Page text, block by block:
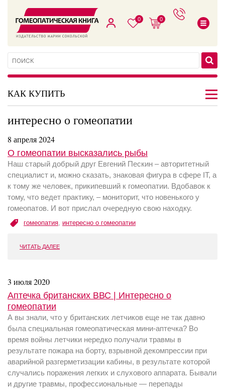
0 0
КАК КУПИТЬ
интересно о гомеопатии
8 апреля 2024
О гомеопатии высказались рыбы
Наш старый добрый друг Евгений Пескин – авторитетный
специалист и, можно сказать, знаковая фигура в сфере IT, а
к тому же человек, прикипевший к гомеопатии. Вдобавок к
тому, что ведет практику, – мониторит, что новенького у
гомеопатов. И вот прислал очередную свою находку.
гомеопатия, интересно о гомеопатии
ЧИТАТЬ ДАЛЕЕ
3 июля 2020
Аптечка британских ВВС | Интересно о
гомеопатии
А вы знали, что у британских летчиков еще не так давно
была специальная гомеопатическая мини-аптечка? Во
время войны летчики нередко получали травмы в
результате пожара на борту, взрывной декомпрессии при
аварийной разгерметизации кабины, в результате которой
случались поражения легких и слухового аппарата. Бывали
и другие травмы, профессиональные — перепады